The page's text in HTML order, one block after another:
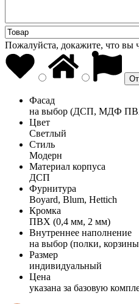
Пожалуйста, докажите, что вы
Фасад
на выбор (ДСП, МДФ
Цвет
Светлый
Стиль
Модерн
Материал корпуса
ДСП
Фурнитура
Boyard, Blum, Hettich
Кромка
ПВХ (0,4 мм, 2 мм)
Внутреннее наполнение
на выбор (полки,
Размер
индивидуальный
Цена
указана за базовую